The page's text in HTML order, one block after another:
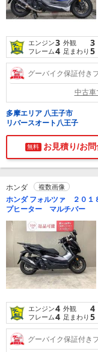
エンジン3 外観 3
フレーム4 足まわり 5
グーバイク保証付き
中古車
多摩エリア 八王子市
リバースオート八王子
無料 お見積り/お問
ホンダ 複数画像
ホンダ フォルツァ ２０
プヒーター マルチバー
エンジン4 外観 4
フレーム4 足まわり 5
グーバイク保証付き